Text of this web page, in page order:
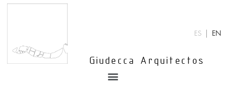
Skip
Giudecca Arquitectos
ES EN
Menu